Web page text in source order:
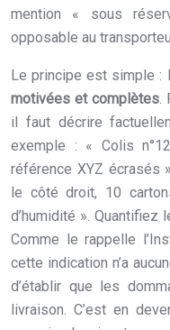
mention « sous
opposable au
Le principe est simple :
motivées et complètes.
il faut décrire
exemple : « Colis
référence XYZ écrasés
le côté droit, 10
d’humidité ».
Comme le rappelle
cette indication n’a
d’établir que les
livraison. C’est en